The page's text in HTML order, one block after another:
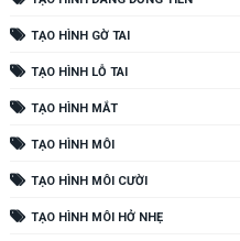
TẠO HÌNH GỜ TAI
TẠO HÌNH LỖ TAI
TẠO HÌNH MẮT
TẠO HÌNH MÔI
TẠO HÌNH MÔI CƯỜI
TẠO HÌNH MÔI HỞ NHẸ